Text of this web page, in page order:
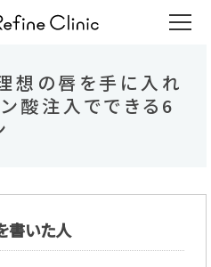
想の唇を手に入れ
酸注入でできる6
書いた人